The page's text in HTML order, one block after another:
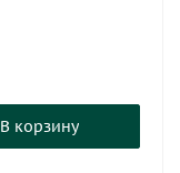
В корзину